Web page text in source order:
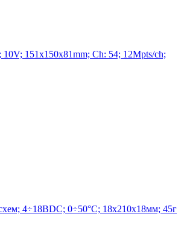
151x150x81mm; Ch: 54; 12Mpts/ch;
4÷18ВDC; 0÷50°C; 18x210x18мм; 45г